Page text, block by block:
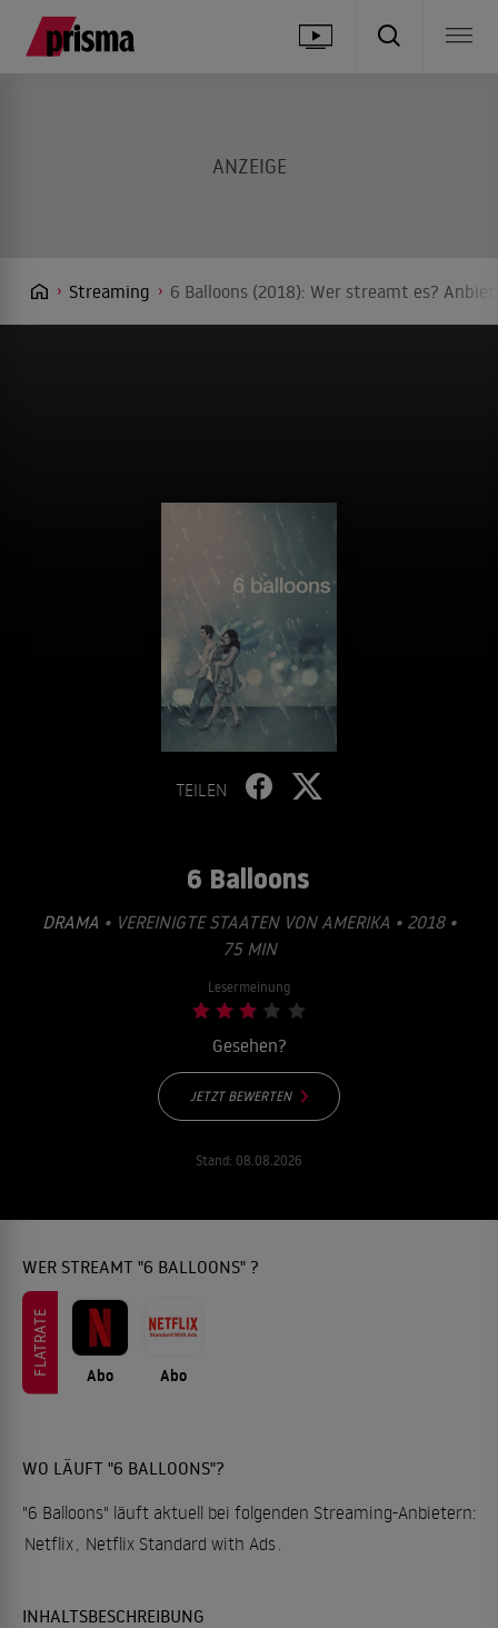
Streaming 6 Balloons (2018): Wer streamt es?
TEILEN
6 Balloons
DRAMA • VEREINIGTE STAATEN VON AMERIKA • 2018 •
75 MIN
Lesermeinung
Gesehen?
JETZT BEWERTEN
Stand: 08.08.2026
WER STREAMT "6 BALLOONS" ?
FLATRATE Abo Abo
WO LÄUFT "6 BALLOONS"?
"6 Balloons" läuft aktuell bei folgenden Streaming-Anbietern:
Netflix Netflix Standard with Ads
INHALTSBESCHREIBUNG